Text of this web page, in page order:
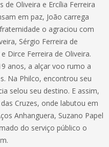
de Oliveira e Ercília Ferreira
em paz, João carrega
o agraciou com
Sérgio Ferreira de
Dirce Ferreira de Oliveira.
anos, a alçar voo rumo a
Na Philco, encontrou seu
selou seu destino. E assim,
Cruzes, onde labutou em
Anhanguera, Suzano Papel
do serviço público o